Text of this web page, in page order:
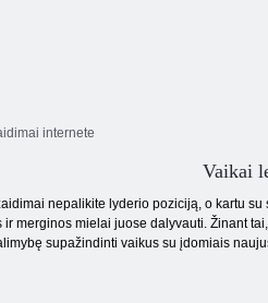
internete
Vaikai
nepalikite lyderio poziciją, o kartu
ir merginos mielai juose dalyvauti. Žinant
supažindinti vaikus su įdomiais